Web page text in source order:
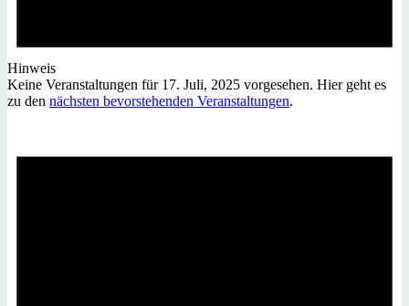
Hinweis
Keine Veranstaltungen für 17. Juli, 2025 vorgesehen. Hier geht es
zu den nächsten bevorstehenden Veranstaltungen.